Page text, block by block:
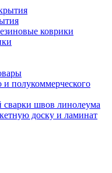
коврики
полукоммерческого
сварки швов линолеума
доску и ламинат